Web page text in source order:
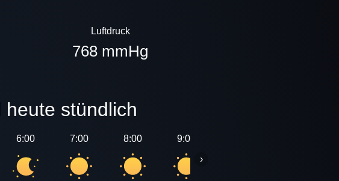
Luftdruck
768 mmHg
heute stündlich
6:00 7:00 8:00 9:00
›